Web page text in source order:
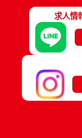
求人情